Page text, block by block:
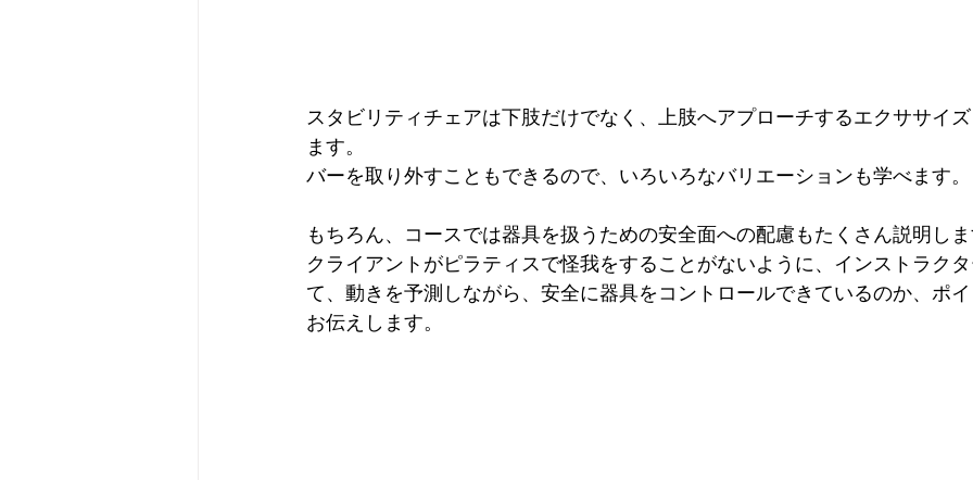
スタビリティチェアは下肢だけでなく、上肢へアプローチするエクササイ
ます。
バーを取り外すこともできるので、いろいろなバリエーションも学べます。
もちろん、コースでは器具を扱うための安全面への配慮もたくさん説明し
クライアントがピラティスで怪我をすることがないように、インストラク
て、動きを予測しながら、安全に器具をコントロールできているのか、ポ
お伝えします。